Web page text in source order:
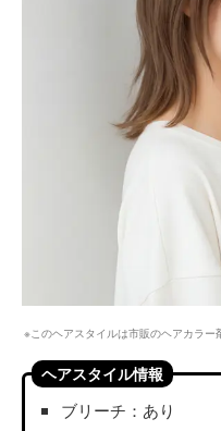
※このヘアスタイルは市販のヘアカラー
ヘアスタイル情報
ブリーチ：あり